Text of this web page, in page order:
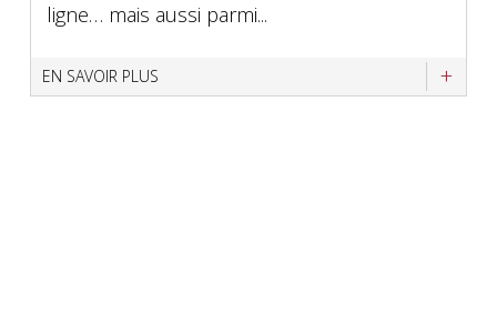
ligne… mais aussi parmi...
EN SAVOIR PLUS